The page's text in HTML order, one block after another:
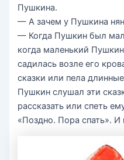
Пушкина.
— А зачем у Пушкина
— Когда Пушкин был
когда маленький
садилась возле его
сказки или пела
Пушкин слушал эти
рассказать или спеть
«Поздно. Пора спать».